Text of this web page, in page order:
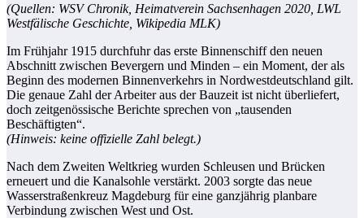
(Quellen: WSV Chronik, Heimatverein Sachsenhagen 2020, LWL
Westfälische Geschichte, Wikipedia MLK)
Im Frühjahr 1915 durchfuhr das erste Binnenschiff den neuen
Abschnitt zwischen Bevergern und Minden – ein Moment, der als
Beginn des modernen Binnenverkehrs in Nordwestdeutschland gilt.
Die genaue Zahl der Arbeiter aus der Bauzeit ist nicht überliefert,
doch zeitgenössische Berichte sprechen von „tausenden
Beschäftigten“.
(Hinweis: keine offizielle Zahl belegt.)
Nach dem Zweiten Weltkrieg wurden Schleusen und Brücken
erneuert und die Kanalsohle verstärkt. 2003 sorgte das neue
Wasserstraßenkreuz Magdeburg für eine ganzjährig planbare
Verbindung zwischen West und Ost.